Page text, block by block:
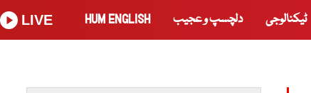
ٹیکنالوجی دلچسپ و عجیب HUM ENGLISH
LIVE